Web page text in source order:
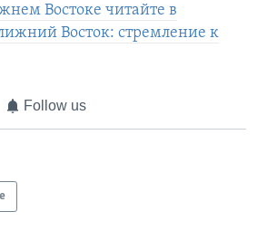
Востоке читайте в
Восток: стремление к
Follow us